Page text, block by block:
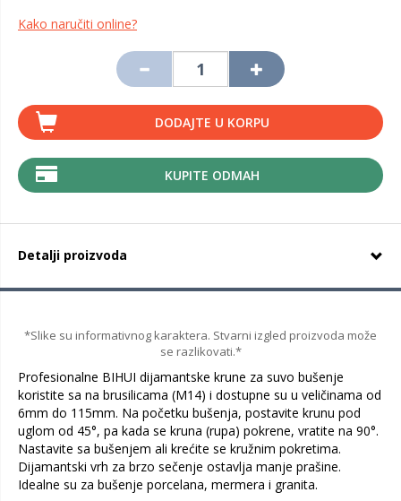
Kako naručiti online?
DODAJTE U KORPU
KUPITE ODMAH
Detalji proizvoda
*Slike su informativnog karaktera. Stvarni izgled proizvoda može
se razlikovati.*
Profesionalne BIHUI dijamantske krune za suvo bušenje
koristite sa na brusilicama (M14) i dostupne su u veličinama od
6mm do 115mm. Na početku bušenja, postavite krunu pod
uglom od 45°, pa kada se kruna (rupa) pokrene, vratite na 90°.
Nastavite sa bušenjem ali krećite se kružnim pokretima.
Dijamantski vrh za brzo sečenje ostavlja manje prašine.
Idealne su za bušenje porcelana, mermera i granita.